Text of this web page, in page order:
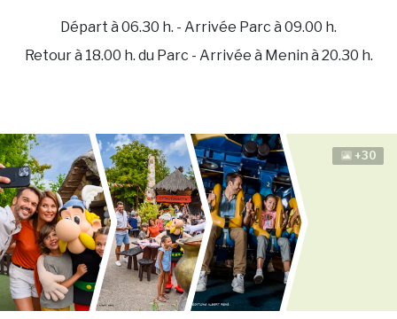
Départ à 06.30 h. - Arrivée Parc à 09.00 h.
Retour à 18.00 h. du Parc - Arrivée à Menin à 20.30 h.
+30